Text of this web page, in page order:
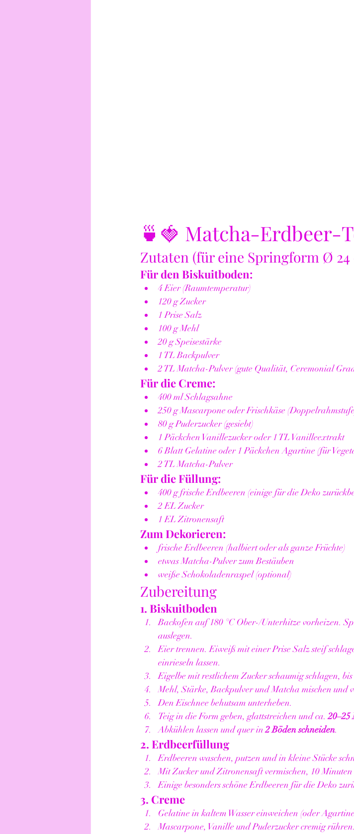
🍵🍓 Matcha-Erdbeer-
Zutaten (für eine Springform Ø 24
Für den Biskuitboden:
4 Eier (Raumtemperatur)
120 g Zucker
1 Prise Salz
100 g Mehl
20 g Speisestärke
1 TL Backpulver
2 TL Matcha-Pulver (gute Qualität, Ceremonial
Für die Creme:
400 ml Schlagsahne
250 g Mascarpone oder Frischkäse
80 g Puderzucker (gesiebt)
1 Päckchen Vanillezucker oder 1 TL Vanilleextrakt
6 Blatt Gelatine oder 1 Päckchen Agartine (für
2 TL Matcha-Pulver
Für die Füllung:
400 g frische Erdbeeren (einige für die Deko
2 EL Zucker
1 EL Zitronensaft
Zum Dekorieren:
frische Erdbeeren (halbiert oder als ganze Früchte)
etwas Matcha-Pulver zum Bestäuben
weiße Schokoladenraspel (optional)
Zubereitung
1. Biskuitboden
Backofen auf 180 °C Ober-/Unterhitze vorheizen.
auslegen.
Eier trennen. Eiweiß mit einer Prise Salz steif
einrieseln lassen.
Eigelbe mit restlichem Zucker schaumig schlagen,
Mehl, Stärke, Backpulver und Matcha mischen und
Den Eischnee behutsam unterheben.
Teig in die Form geben, glattstreichen und ca. 20–25
Abkühlen lassen und quer in 2 Böden schneiden.
2. Erdbeerfüllung
Erdbeeren waschen, putzen und in kleine Stücke
Mit Zucker und Zitronensaft vermischen, 10 Minuten
Einige besonders schöne Erdbeeren für die Deko
3. Creme
Gelatine in kaltem Wasser einweichen (oder
Mascarpone, Vanille und Puderzucker cremig rühren.